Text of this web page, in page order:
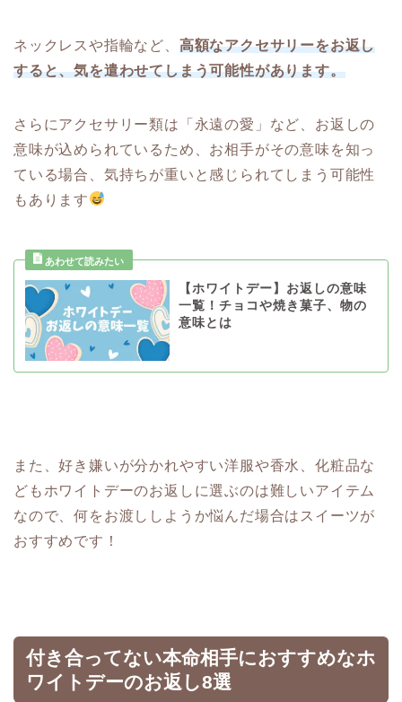
ネックレスや指輪など、 高額なアクセサリーをお返し
すると、気を遣わせてしまう可能性があります。
さらにアクセサリー類は「永遠の愛」など、お返しの
意味が込められているため、お相手がその意味を知っ
ている場合、気持ちが重いと感じられてしまう可能性
もあります
【ホワイトデー】お返しの意味
一覧！チョコや焼き菓子、物の
意味とは
また、好き嫌いが分かれやすい洋服や香水、化粧品な
どもホワイトデーのお返しに選ぶのは難しいアイテム
なので、何をお渡ししようか悩んだ場合はスイーツが
おすすめです！
付き合ってない本命相手におすすめなホ
ワイトデーのお返し8選